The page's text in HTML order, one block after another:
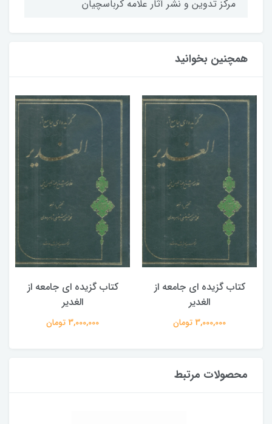
مركز تدوين و نشر آثار علامه كرباسچيان
همچنین بخوانید
کتاب گزیده ای جامعه از
الغدیر
3,000,000 تومان
کتاب گزیده ای جامعه از
الغدیر
3,000,000 تومان
محصولات مرتبط